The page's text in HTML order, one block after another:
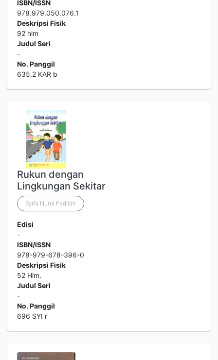
ISBN/ISSN
978.979.050.076.1
Deskripsi Fisik
92 hlm
Judul Seri
-
No. Panggil
635.2 KAR b
Rukun dengan
Lingkungan Sekitar
Syifa Nurul Fadilah
Edisi
-
ISBN/ISSN
978-979-678-396-0
Deskripsi Fisik
52 Hlm.
Judul Seri
-
No. Panggil
696 SYI r